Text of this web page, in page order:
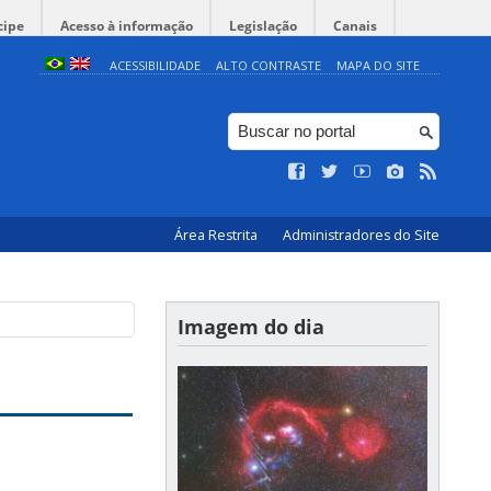
Acesso à informação Legislação Canais
ACESSIBILIDADE ALTO CONTRASTE MAPA DO SITE
Área Restrita Administradores do Site
Imagem do dia